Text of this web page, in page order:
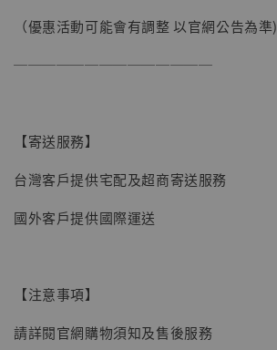
（優惠活動可能會有調整 以官網公告為準)
──────────────
【寄送服務】
台灣客戶提供宅配及超商寄送服務
國外客戶提供國際運送
【注意事項】
請詳閱官網購物須知及售後服務